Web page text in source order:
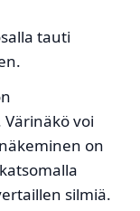
tauti
voi
on
silmiä.